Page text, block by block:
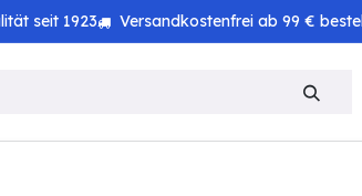
seit 1923 Versandkostenfrei ab 99 €